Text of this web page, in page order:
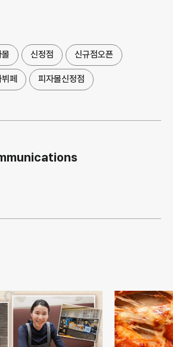
신정점 신규점오픈
페 피자몰신정점